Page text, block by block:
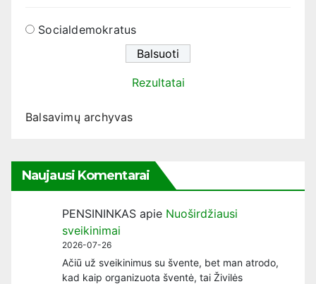
Socialdemokratus
Rezultatai
Balsavimų archyvas
Naujausi Komentarai
PENSININKAS apie Nuoširdžiausi
sveikinimai
2026-07-26
Ačiū už sveikinimus su švente, bet man atrodo,
kad kaip organizuota šventė, tai Živilės